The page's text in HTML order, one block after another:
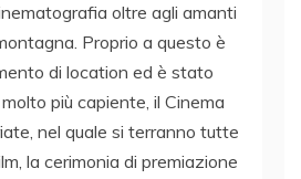
oltre agli amanti
Proprio a questo è
di location ed è stato
più capiente, il Cinema
nel quale si terranno tutte
la cerimonia di premiazione